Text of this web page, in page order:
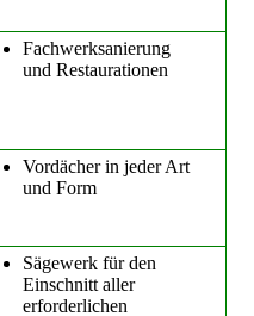
Fachwerksanierung
und Restaurationen
Vordächer in jeder Art
und Form
Sägewerk für den
Einschnitt aller
erforderlichen